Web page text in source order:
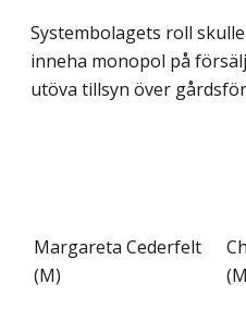
Systembolagets roll
inneha monopol på
utöva tillsyn över
Margareta Cederfelt
(M)